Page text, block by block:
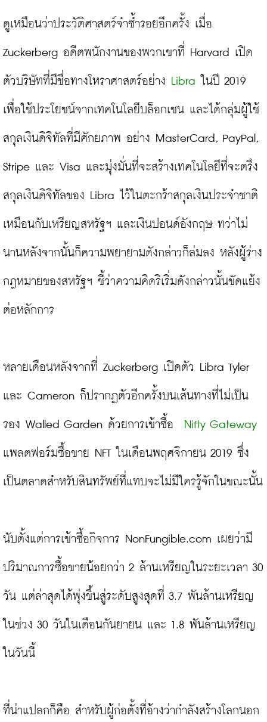
ดูเหมือนว่าประวัติศาสตร์จำซ้ำรอยอีกครั้ง เมื่อ
Zuckerberg อดีตพนักงานของพวกเขาที่ Harvard เปิด
ตัวบริษัทที่มีชื่อทางโหราศาสตร์อย่าง Libra ในปี 2019
เพื่อใช้ประโยชน์จากเทคโนโลยีบล็อกเชน และได้กลุ่มผู้ใช้
สกุลเงินดิจิทัลที่มีศักยภาพ อย่าง MasterCard, PayPal,
Stripe และ Visa และมุ่งมั่นที่จะสร้างเทคโนโลยีที่จะตรึง
สกุลเงินดิจิทัลของ Libra ไว้ในตะกร้าสกุลเงินประจำชาติ
เหมือนกับเหรียญสหรัฐฯ และเงินปอนด์อังกฤษ ทว่าไม่
นานหลังจากนั้นก็ความพยายามดังกล่าวก็ล่มลง หลังผู้ร่าง
กฎหมายของสหรัฐฯ ชี้ว่าความคิดริเริ่มดังกล่าวนั้นขัดแย้ง
ต่อหลักการ
หลายเดือนหลังจากที่ Zuckerberg เปิดตัว Libra Tyler
และ Cameron ก็ปรากฏตัวอีกครั้งบนเส้นทางที่ไม่เป็น
รอง Walled Garden ด้วยการเข้าซื้อ Nifty Gateway
แพลตฟอร์มซื้อขาย NFT ในเดือนพฤศจิกายน 2019 ซึ่ง
เป็นตลาดสำหรับสินทรัพย์ที่แทบจะไม่มีใครรู้จักในขณะนั้น
นับตั้งแต่การเข้าซื้อกิจการ NonFungible.com เผยว่ามี
ปริมาณการซื้อขายน้อยกว่า 2 ล้านเหรียญในระยะเวลา 30
วัน แต่ล่าสุดได้พุ่งขึ้นสู่ระดับสูงสุดที่ 3.7 พันล้านเหรียญ
ในช่วง 30 วันในเดือนกันยายน และ 1.8 พันล้านเหรียญ
ในวันนี้
ที่น่าแปลกก็คือ สำหรับผู้ก่อตั้งที่อ้างว่ากำลังสร้างโลกนอก